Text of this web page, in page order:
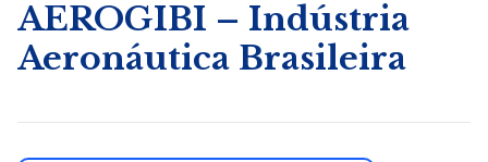
AEROGIBI – Indústria
Aeronáutica Brasileira